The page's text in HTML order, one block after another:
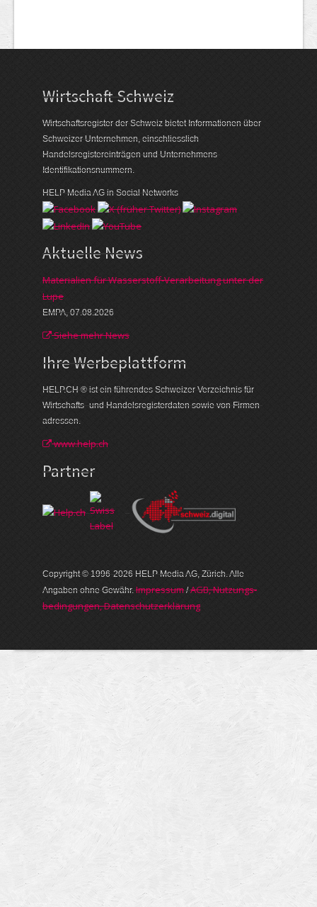
Wirtschaft Schweiz
Wirtschaftsregister der Schweiz bietet Informationen über
Schweizer Unternehmen, einschliesslich
Handelsregistereinträgen und Unternehmens-
Identifikationsnummern.
HELP Media AG in Social Networks
Aktuelle News
Materialien für Wasserstoff-Verarbeitung unter der
Lupe
EMPA, 07.08.2026
Siehe mehr News
Ihre Werbe­plattform
HELP.CH ® ist ein führendes Schweizer Verzeichnis für
Wirtschafts- und Handelsregisterdaten sowie von Firmen­
adressen.
www.help.ch
Partner
Copyright © 1996-2026 HELP Media AG, Zürich. Alle
Angaben ohne Gewähr. Im­pres­sum /AGB, Nut­zungs­
bedin­gungen, Daten­schutz­er­klärung